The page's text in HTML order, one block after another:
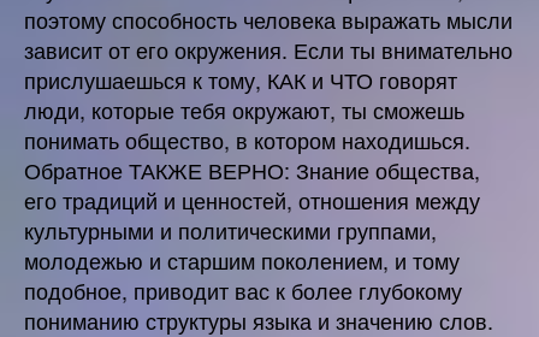
поэтому способность человека выражать мысли
зависит от его окружения. Если ты внимательно
прислушаешься к тому, КАК и ЧТО говорят
люди, которые тебя окружают, ты сможешь
понимать общество, в котором находишься.
Обратное ТАКЖЕ ВЕРНО: Знание общества,
его традиций и ценностей, отношения между
культурными и политическими группами,
молодежью и старшим поколением, и тому
подобное, приводит вас к более глубокому
пониманию структуры языка и значению слов.